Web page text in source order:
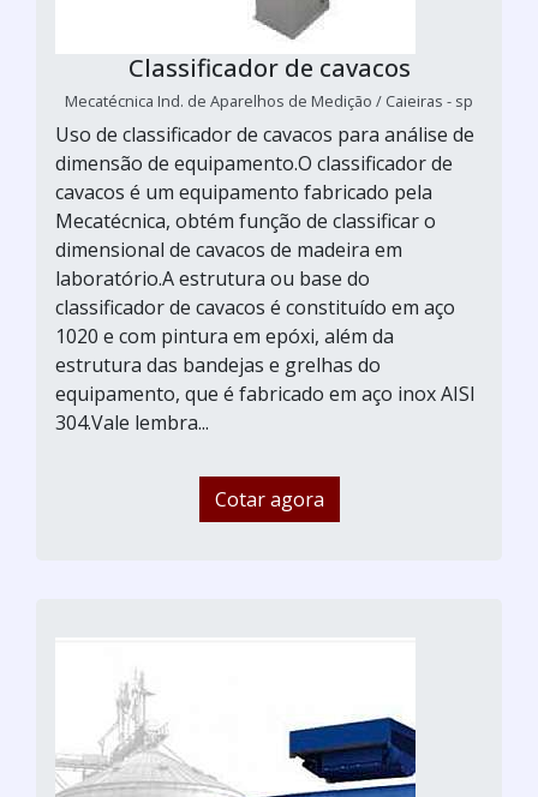
Classificador de cavacos
Mecatécnica Ind. de Aparelhos de Medição / Caieiras - sp
Uso de classificador de cavacos para análise de
dimensão de equipamento.O classificador de
cavacos é um equipamento fabricado pela
Mecatécnica, obtém função de classificar o
dimensional de cavacos de madeira em
laboratório.A estrutura ou base do
classificador de cavacos é constituído em aço
1020 e com pintura em epóxi, além da
estrutura das bandejas e grelhas do
equipamento, que é fabricado em aço inox AISI
304.Vale lembra...
Cotar agora